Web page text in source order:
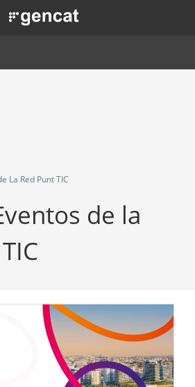
Pasar
al
. Obre en una nova finestra.
La Red Punt TIC
de la